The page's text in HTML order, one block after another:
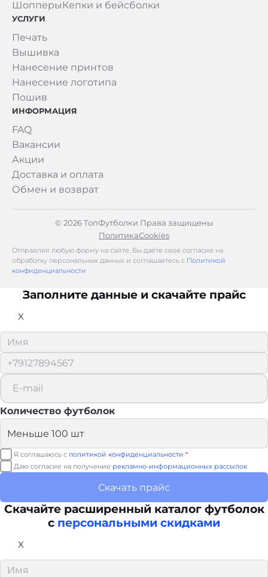
Шопперы Кепки и бейсболки
УСЛУГИ
Печать
Вышивка
Нанесение принтов
Нанесение логотипа
Пошив
ИНФОРМАЦИЯ
FAQ
Вакансии
Акции
Доставка и оплата
Обмен и возврат
© 2026 ТопФутболки Права защищены
ПолитикаCookies
Отправляя любую форму на сайте, Вы даёте своё согласие на
обработку персональных данных и соглашаетесь с Политикой
конфиденциальности
Заполните данные и скачайте прайс
X
Количество футболок
Я соглашаюсь с политикой конфиденциальности *
Даю согласие на получение рекламно-информационных рассылок
Скачать прайс
Скачайте расширенный каталог футболок
с персональными скидками
X